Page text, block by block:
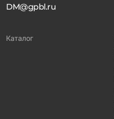
DM@gpbl.ru
Каталог